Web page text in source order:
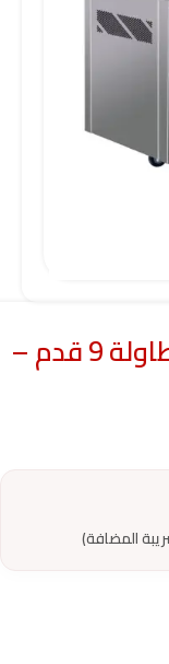
فريزر برجايا بابين أسفل الطاولة 9 قدم –
المضافة)